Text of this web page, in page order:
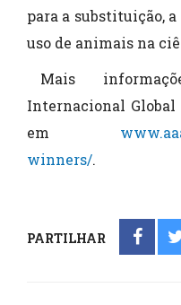
para a substituição,
uso de animais na
Mais
Internacional Global
em
winners/.
PARTILHAR